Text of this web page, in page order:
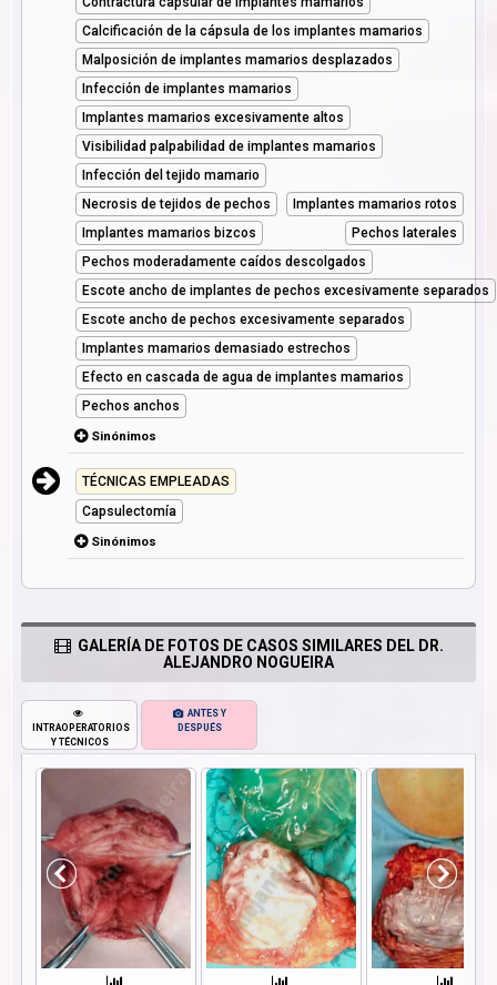
Calcificación de la cápsula de los implantes mamarios
Malposición de implantes mamarios desplazados
Infección de implantes mamarios
Implantes mamarios excesivamente altos
Visibilidad palpabilidad de implantes mamarios
Infección del tejido mamario
Necrosis de tejidos de pechos
Implantes mamarios rotos
Implantes mamarios bizcos
Pechos laterales
Pechos moderadamente caídos descolgados
Escote ancho de implantes de pechos excesivamente separados
Escote ancho de pechos excesivamente separados
Implantes mamarios demasiado estrechos
Efecto en cascada de agua de implantes mamarios
Pechos anchos
Sinónimos
TÉCNICAS EMPLEADAS
Capsulectomía
Sinónimos
GALERÍA DE FOTOS DE CASOS SIMILARES DEL DR.
ALEJANDRO NOGUEIRA
INTRAOPERATORIOS
Y TÉCNICOS
ANTES Y
DESPUÉS